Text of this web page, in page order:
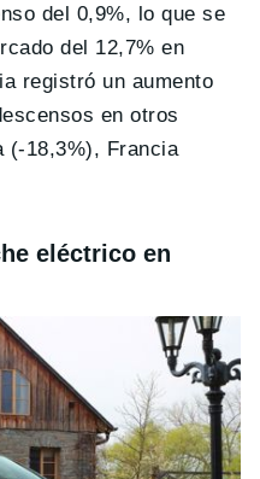
del 0,9%, lo que se
del 12,7% en
registró un aumento
en otros
(-18,3%), Francia
eléctrico en